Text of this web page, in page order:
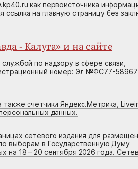
как первоисточника
ссылка на главную страницу без
- Калуга» и на сайте
по надзору в сфере связи,
номер: Эл №ФС77-58967
также счетчики Яндекс.Метрика,
данных.
сетевого издания для
выборам в Государственную Думу
на 18 – 20 сентября 2026 года.